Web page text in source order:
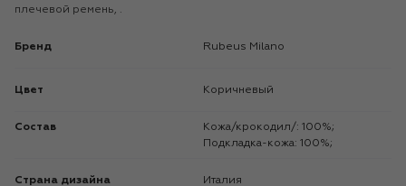
плечевой ремень, .
Бренд Rubeus Milano
Цвет Коричневый
Состав
Кожа/крокодил/: 100%;
Подкладка-кожа: 100%;
Страна дизайна Италия